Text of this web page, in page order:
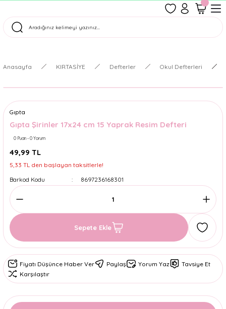
Tüm Siparişler Aynı Gün Kargoda!
Anasayfa KIRTASİYE Defterler Okul Defterleri
Gıpta
Gıpta Şirinler 17x24 cm 15 Yaprak Resim Defteri
0 Puan - 0 Yorum
49,99 TL
5,33 TL den başlayan taksitlerle!
Barkod Kodu
8697236168301
Sepete Ekle
Fiyatı Düşünce Haber Ver Paylaş Yorum Yaz
Tavsiye Et
Karşılaştır